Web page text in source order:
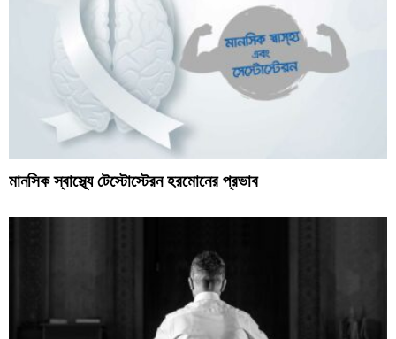
মানসিক স্বাস্থ্যে টেস্টোস্টেরন হরমোনের প্রভাব